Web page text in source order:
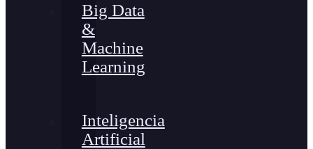
Big Data
&
Machine
Learning
Inteligencia
Artificial